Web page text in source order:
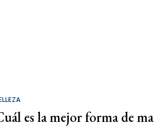
es la mejor forma de